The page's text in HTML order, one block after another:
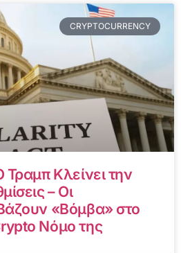
CRYPTOCURRENCY
Κλείνει την
– Οι
«Βόμβα» στο
Νόμο της